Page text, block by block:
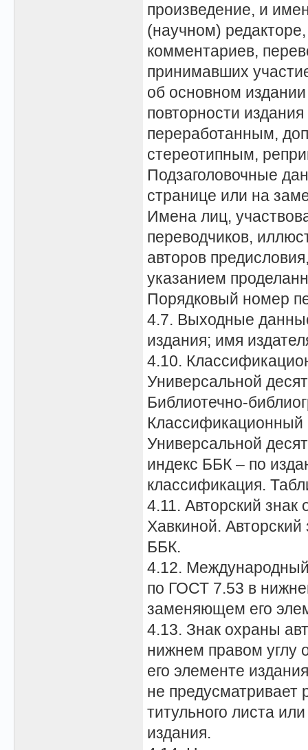
произведение, и
(научном)
комментариев,
принимавших
об основном
повторности
переработанным,
стереотипным,
Подзаголовочные
странице или на
Имена лиц,
переводчиков,
авторов
указанием
Порядковый номер
4.7. Выходные
издания; имя
4.10.
Универсальной
Библиотечно-
Классификационный
Универсальной
индекс ББК – по
классификация.
4.11. Авторский знак
Хавкиной.
ББК.
4.12.
по ГОСТ 7.53 в
заменяющем его
4.13. Знак охраны
нижнем правом углу
его элементе
не
титульного листа
издания.